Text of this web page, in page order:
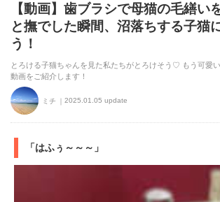
【動画】歯ブラシで母猫の毛繕い
と撫でした瞬間、沼落ちする子猫
う！
とろける子猫ちゃんを見た私たちがとろけそう♡ もう可愛
動画をご紹介します！
ミチ 2025.01.05 update
「はふぅ～～～」